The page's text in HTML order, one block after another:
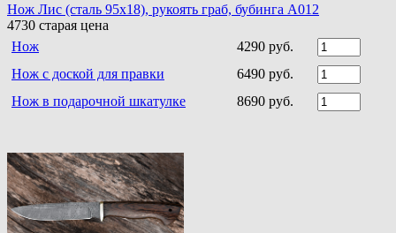
Нож Лис (сталь 95х18), рукоять граб, бубинга A012
4730 старая цена
Нож
4290 руб.
Нож с доской для правки
6490 руб.
Нож в подарочной шкатулке
8690 руб.